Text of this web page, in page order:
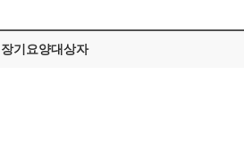
기요양대상자